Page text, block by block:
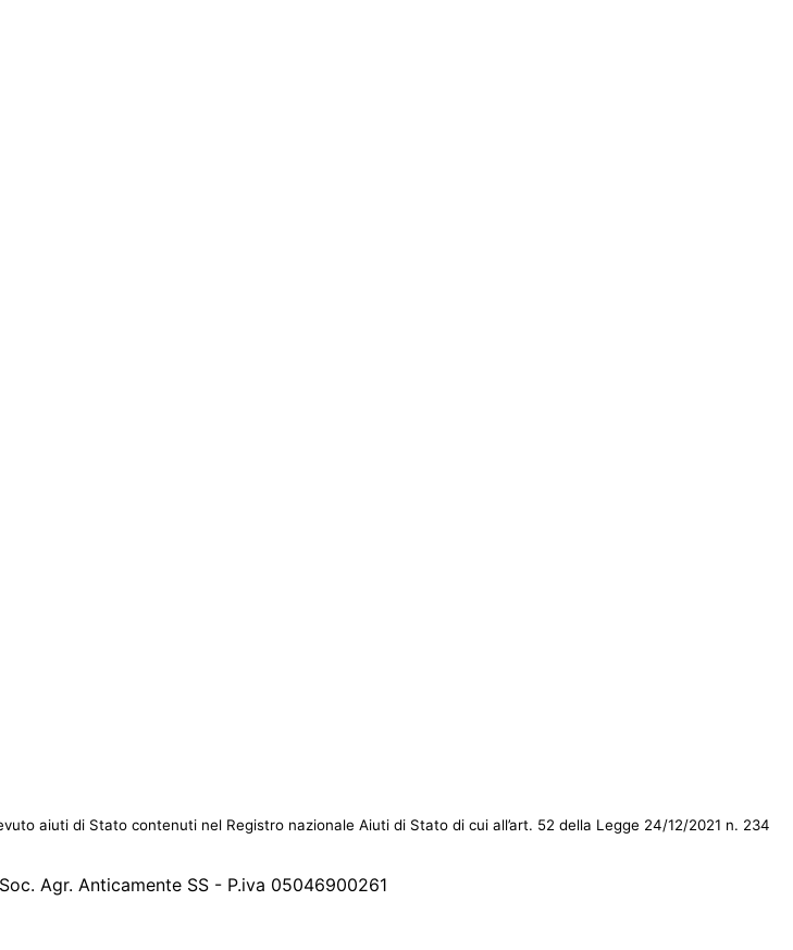
aiuti di Stato contenuti nel Registro nazionale Aiuti di Stato di cui all’art. 52 della Legge 24/12/2021 n. 234
Agr. Anticamente SS - P.iva 05046900261